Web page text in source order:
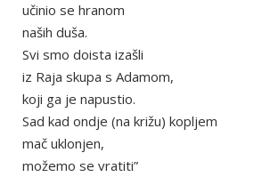
učinio se hranom
naših duša.
Svi smo doista izašli
iz Raja skupa s Adamom,
koji ga je napustio.
Sad kad ondje (na križu) kopljem
mač uklonjen,
možemo se vratiti”